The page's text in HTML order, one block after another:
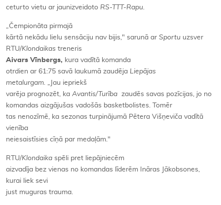
ceturto vietu ar jaunizveidoto RS-TTT-Rapu.
„Čempionāta pirmajā
kārtā nekādu lielu sensāciju nav bijis," sarunā ar Sportu uzsver
RTU/Klondaikas treneris
Aivars Vīnbergs, kura vadītā komanda
otrdien ar 61:75 savā laukumā zaudēja Liepājas
metalurgam. „Jau iepriekš
varēja prognozēt, ka Avantis/Turība zaudēs savas pozīcijas, jo no
komandas aizgājušas vadošās basketbolistes. Tomēr
tas nenozīmē, ka sezonas turpinājumā Pētera Višņeviča vadītā
vienība
neiesaistīsies cīņā par medaļām."
RTU/Klondaika spēli pret liepājniecēm
aizvadīja bez vienas no komandas līderēm Ināras Jākobsones,
kurai liek sevi
just muguras trauma.